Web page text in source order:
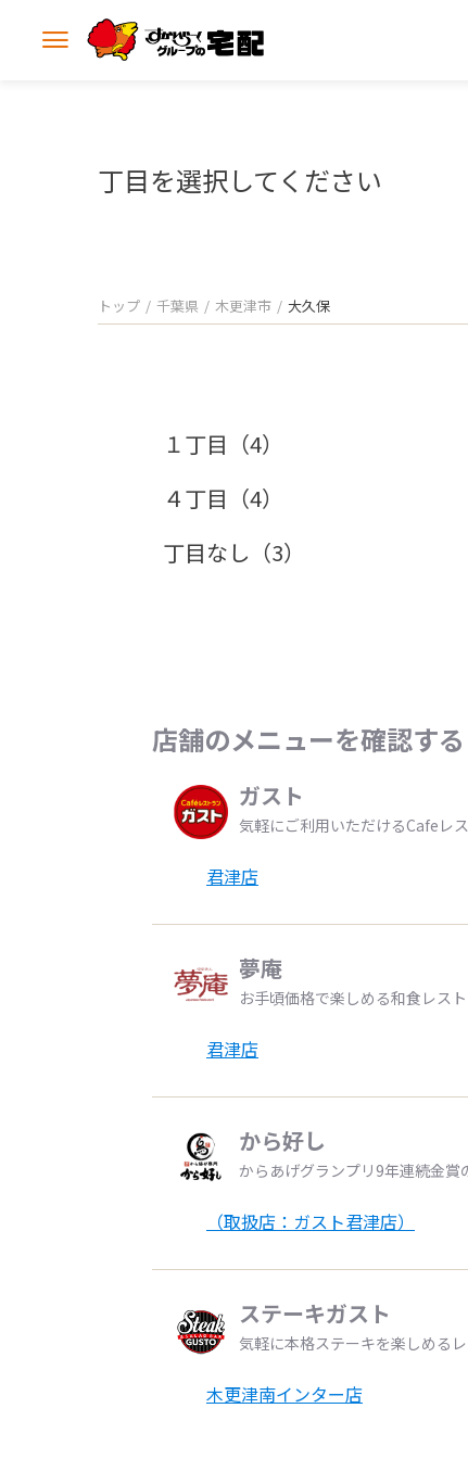
メ
丁目を選択してください
トップ 千葉県 木更津市 大久保
１丁目（4）
４丁目（4）
丁目なし（3）
店舗のメニューを確認する
ガスト
気軽にご利用いただけるCafeレ
君津店
夢庵
お手頃価格で楽しめる和食レス
君津店
から好し
からあげグランプリ9年連続金賞
（取扱店：ガスト君津店）
ステーキガスト
気軽に本格ステーキを楽しめる
木更津南インター店